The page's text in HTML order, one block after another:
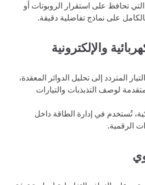
تحافظ على استقرار الروبوتات أو
على نماذج تفاضلية دقيقة.
والإلكترونية
المتردد إلى تحليل الدوائر المعقدة،
لوصف التذبذبات والتيارات
تُستخدم في إدارة الطاقة داخل
الرقمية.